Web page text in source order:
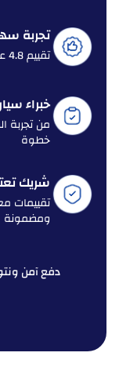
تجربة
تقييم 4.8 على جوجل. خليناها سهلة وبسيطة!
خبراء
من تجربة
خطوة
شريك
تقييمات
ومضمونة
دفع آمن